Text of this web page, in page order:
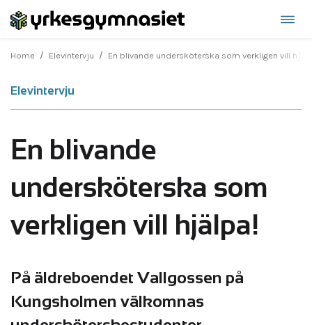
Hoppa
innehåll
Home / Elevintervju / En blivande undersköterska som verkligen vill
Elevintervju
En blivande
undersköterska som
verkligen vill hjälpa!
På äldreboendet Vallgossen på
Kungsholmen välkomnas